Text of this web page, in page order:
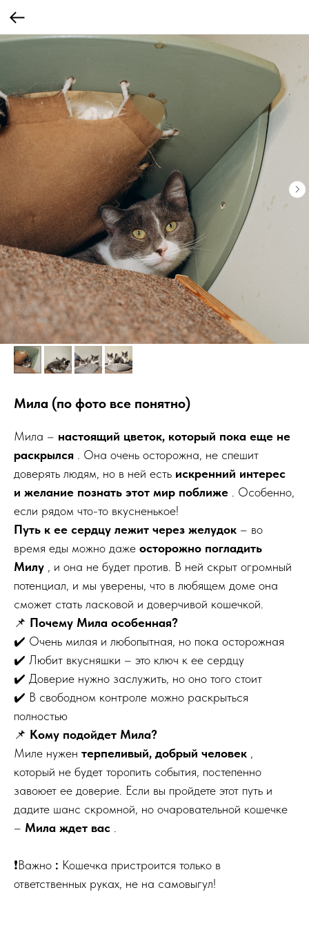
Мила (по фото все понятно)
Мила – настоящий цветок, который пока еще не
раскрылся . Она очень осторожна, не спешит
доверять людям, но в ней есть искренний интерес
и желание познать этот мир поближе . Особенно,
если рядом что-то вкусненькое!
Путь к ее сердцу лежит через желудок – во
время еды можно даже осторожно погладить
Милу , и она не будет против. В ней скрыт огромный
потенциал, и мы уверены, что в любящем доме она
сможет стать ласковой и доверчивой кошечкой.
📌 Почему Мила особенная?
✔️ Очень милая и любопытная, но пока осторожная
✔️ Любит вкусняшки – это ключ к ее сердцу
✔️ Доверие нужно заслужить, но оно того стоит
✔️ В свободном контроле можно раскрыться
полностью
📌 Кому подойдет Мила?
Миле нужен терпеливый, добрый человек ,
который не будет торопить события, постепенно
завоюет ее доверие. Если вы пройдете этот путь и
дадите шанс скромной, но очаровательной кошечке
– Мила ждет вас
❗Важно : Кошечка пристроится только в
ответственных руках, не на самовыгул!